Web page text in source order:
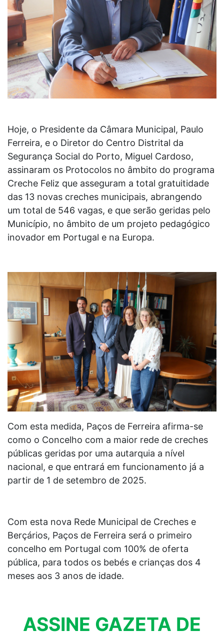
Hoje, o Presidente da Câmara Municipal, Paulo
Ferreira, e o Diretor do Centro Distrital da
Segurança Social do Porto, Miguel Cardoso,
assinaram os Protocolos no âmbito do programa
Creche Feliz que asseguram a total gratuitidade
das 13 novas creches municipais, abrangendo
um total de 546 vagas, e que serão geridas pelo
Município, no âmbito de um projeto pedagógico
inovador em Portugal e na Europa.
Com esta medida, Paços de Ferreira afirma-se
como o Concelho com a maior rede de creches
públicas geridas por uma autarquia a nível
nacional, e que entrará em funcionamento já a
partir de 1 de setembro de 2025.
Com esta nova Rede Municipal de Creches e
Berçários, Paços de Ferreira será o primeiro
concelho em Portugal com 100% de oferta
pública, para todos os bebés e crianças dos 4
meses aos 3 anos de idade.
ASSINE GAZETA DE